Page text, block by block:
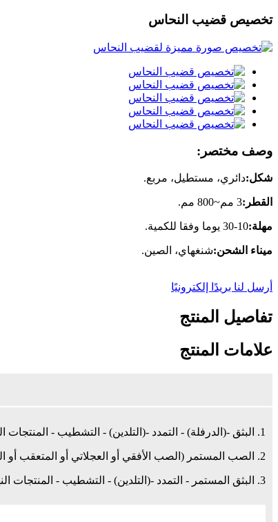
تخصيص قضيب النحاس
وصف مختصر:
شكل:دائري، مستطيل، مربع.
القطر:3 مم~800 مم.
مهلة:10-30 يوما وفقا للكمية.
ميناء الشحن:شنغهاي، الصين.
أرسل لنا بريدًا إلكترونيًا
تفاصيل المنتج
علامات المنتج
1. البثق -(الدرفلة) - التمدد -(التلدين) - التشطيب - المنتجات النهائية.
2. الصب المستمر (الصب الأفقي أو العجلاتي أو المتعقب أو المشرب) - (الدرفلة) - التمدد - (التلدين) - التشطيب - المنتجات النهائية.
3. البثق المستمر - التمدد -(التلدين) - التشطيب - المنتجات النهائية.